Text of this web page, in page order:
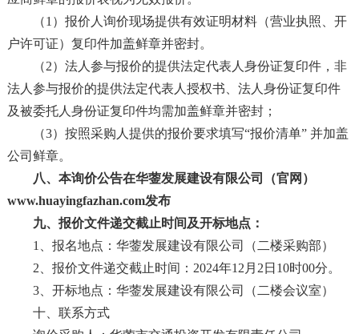
（1） 报价人询价现场提供有效证明材料（营业执照、开
户许可证）复印件加盖鲜章并密封。
（2） 法人参与报价的提供法定代表人身份证复印件，非
法人参与报价的提供法定代表人授权书、法人身份证复印件
及被委托人身份证复印件均需加盖鲜章并密封；
（3）按照采购人提供的报价要求填写“报价清单” 并加盖
公司鲜章。
八、本询价公告在华蓥发展建设有限公司（官网）
www.huayingfazhan.com发布
九、报价文件递交截止时间及开标地点：
1、报名地点：华蓥发展建设有限公司（二楼采购部）
2、报价文件递交截止时间：2024年12月2日10时00分。
3、开标地点：华蓥发展建设有限公司（二楼会议室）
十、联系方式